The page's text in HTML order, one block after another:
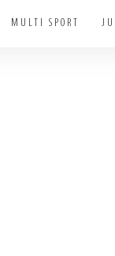
MULTI SPORT